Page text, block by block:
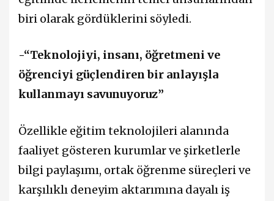
biri olarak gördüklerini söyledi.
-“Teknolojiyi, insanı, öğretmeni ve
öğrenciyi güçlendiren bir anlayışla
kullanmayı savunuyoruz”
Özellikle eğitim teknolojileri alanında
faaliyet gösteren kurumlar ve şirketlerle
bilgi paylaşımı, ortak öğrenme süreçleri ve
karşılıklı deneyim aktarımına dayalı iş